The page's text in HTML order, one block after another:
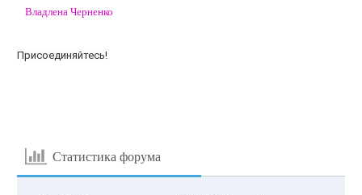
Владлена Черненко
Присоединяйтесь!
Статистика форума